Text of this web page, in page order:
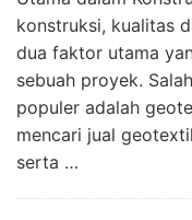
konstruksi, kualitas
dua faktor utama
sebuah proyek.
populer adalah
mencari jual
serta …